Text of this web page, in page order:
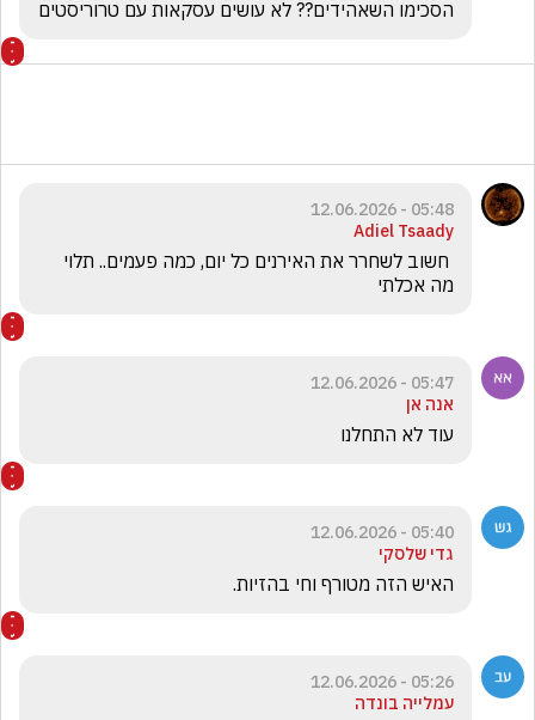
הסכימו השאהידים?? לא עושים עסקאות עם טרוריסטים
05:48 - 12.06.2026
Adiel Tsaady
מה אכלתי
05:47 - 12.06.2026
אנה אן
עוד לא התחלנו
05:40 - 12.06.2026
גדי שלסקי
האיש הזה מטורף וחי בהזיות.
05:26 - 12.06.2026
עמלייה בונדה